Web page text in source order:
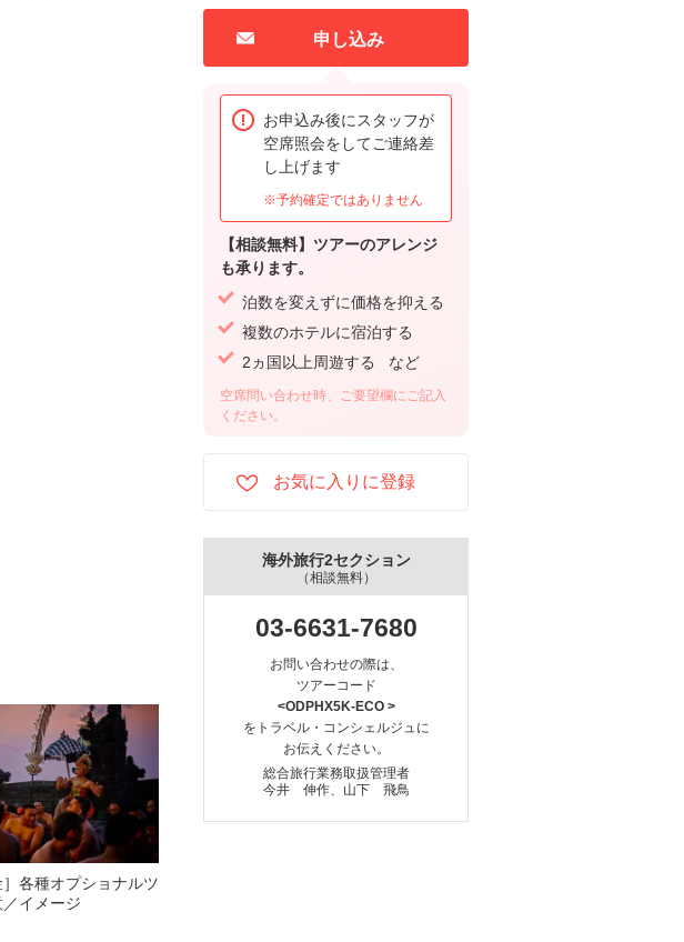
］各種オプショナルツ
イメージ
申し込み
お申込み後にスタッフが
空席照会をしてご連絡差
し上げます
※予約確定ではありません
【相談無料】ツアーのアレンジ
も承ります。
泊数を変えずに価格を抑える
複数のホテルに宿泊する
2ヵ国以上周遊する など
空席問い合わせ時、ご要望欄にご記入
ください。
海外旅行2セクション
（相談無料）
03-6631-7680
お問い合わせの際は、
ツアーコード
<ODPHX5K-ECO >
をトラベル・コンシェルジュに
お伝えください。
総合旅行業務取扱管理者
今井 伸作、山下 飛鳥